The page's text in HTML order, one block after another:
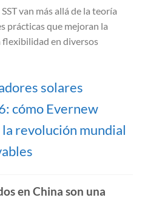
van más allá de la teoría
prácticas que mejoran la
flexibilidad en diversos
solares
cómo Evernew
revolución mundial
en China son una